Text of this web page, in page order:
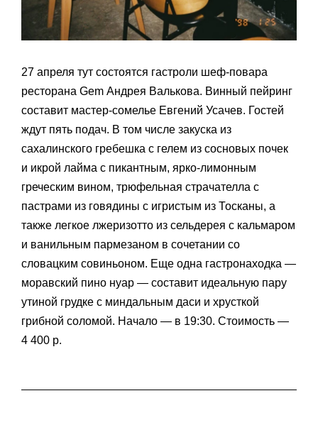
27 апреля тут состоятся гастроли шеф-повара
ресторана Gem Андрея Валькова. Винный пейринг
составит мастер-сомелье Евгений Усачев. Гостей
ждут пять подач. В том числе закуска из
сахалинского гребешка с гелем из сосновых почек
и икрой лайма с пикантным, ярко-лимонным
греческим вином, трюфельная страчателла с
пастрами из говядины с игристым из Тосканы, а
также легкое лжеризотто из сельдерея с кальмаром
и ванильным пармезаном в сочетании со
словацким совиньоном. Еще одна гастронаходка —
моравский пино нуар — составит идеальную пару
утиной грудке с миндальным даси и хрусткой
грибной соломой. Начало — в 19:30. Стоимость —
4 400 р.